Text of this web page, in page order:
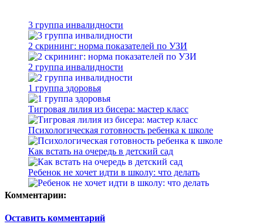
3 группа инвалидности
2 скрининг: норма показателей по УЗИ
2 группа инвалидности
1 группа здоровья
Тигровая лилия из бисера: мастер класс
Психологическая готовность ребенка к школе
Как встать на очередь в детский сад
Ребенок не хочет идти в школу: что делать
Комментарии:
Оставить комментарий